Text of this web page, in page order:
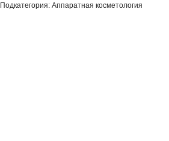
Подкатегория: Аппаратная косметология